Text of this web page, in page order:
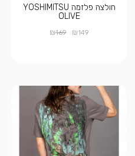
חולצה פלזמה YOSHIMITSU
OLIVE
₪149
₪169